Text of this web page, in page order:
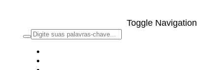
Toggle Navigation